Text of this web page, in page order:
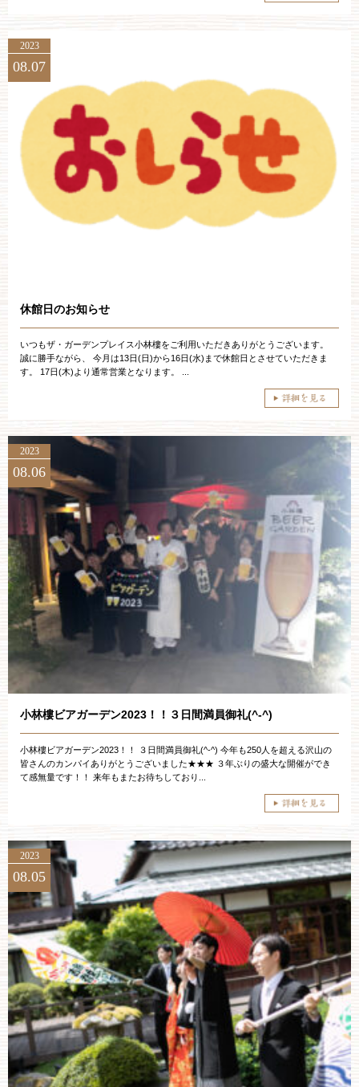
2023
08.07
休館日のお知らせ
いつもザ・ガーデンプレイス小林樓をご利用いただきありがとうございます。
誠に勝手ながら、 今月は13日(日)から16日(水)まで休館日とさせていただきま
す。 17日(木)より通常営業となります。 ...
2023
08.06
小林樓ビアガーデン2023！！３日間満員御礼(^-^)
小林樓ビアガーデン2023！！ ３日間満員御礼(^-^) 今年も250人を超える沢山の
皆さんのカンパイありがとうございました★★★ ３年ぶりの盛大な開催ができ
て感無量です！！ 来年もまたお待ちしており...
2023
08.05